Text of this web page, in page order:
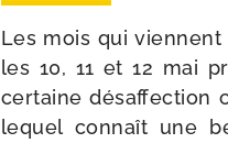
Les mois qui
les 10, 11 et 12 mai
cer­taine désaf­fec­tion
lequel connaît une